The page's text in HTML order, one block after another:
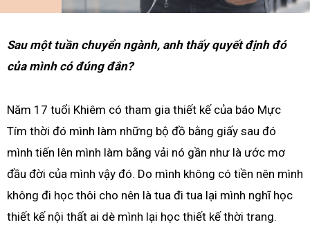
Sau một tuần chuyển ngành, anh thấy quyết định đó
của mình có đúng đắn?
Năm 17 tuổi Khiêm có tham gia thiết kế của báo Mực
Tím thời đó mình làm những bộ đồ bằng giấy sau đó
mình tiến lên mình làm bằng vải nó gần như là ước mơ
đầu đời của mình vậy đó. Do mình không có tiền nên mình
không đi học thôi cho nên là tua đi tua lại mình nghĩ học
thiết kế nội thất ai dè mình lại học thiết kế thời trang.